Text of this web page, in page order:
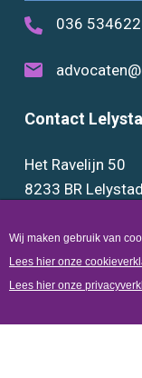
036
Contact
Het Ravelijn 50
8233 BR Lelystad
0320 289888